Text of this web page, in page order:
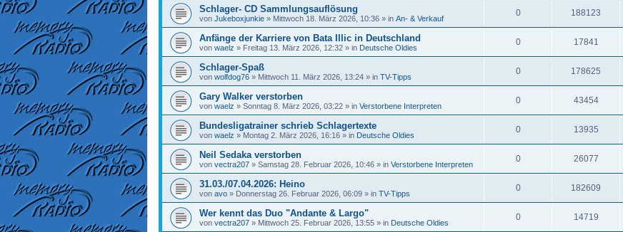
Schlager- CD Sammlungsauflösung
von Jukeboxjunkie » Mittwoch 18. März 2026, 10:36 » in An- & Verkauf
0 188123
Anfänge der Karriere von Bata Illic in Deutschland
von waelz » Freitag 13. März 2026, 12:32 » in Deutsche Oldies
0 17841
Schlager-Spaß
von wolfdog76 » Mittwoch 11. März 2026, 13:24 » in TV-Tipps
0 178625
Gary Walker verstorben
von waelz » Sonntag 8. März 2026, 03:22 » in Verstorbene Interpreten
0 43454
Bundesligatrainer schrieb Schlagertexte
von waelz » Montag 2. März 2026, 16:16 » in Deutsche Oldies
0 13935
Neil Sedaka verstorben
von vectra207 » Samstag 28. Februar 2026, 10:46 » in Verstorbene Interpreten
0 26077
31.03./07.04.2026: Heino
von avo » Donnerstag 26. Februar 2026, 06:09 » in TV-Tipps
0 182609
Wer kennt das Duo "Andante & Largo"
von vectra207 » Mittwoch 25. Februar 2026, 13:55 » in Deutsche Oldies
0 14719